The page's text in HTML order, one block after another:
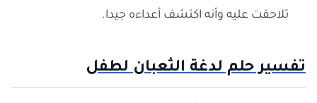
تلاحقت عليه وأنه اكتشف أعداءه جيدا.
تفسير حلم لدغة الثعبان لطفل